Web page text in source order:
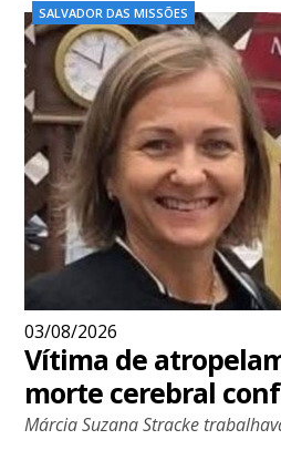
SALVADOR DAS MISSÕES
03/08/2026
Vítima de
morte cerebral
Márcia Suzana Stracke